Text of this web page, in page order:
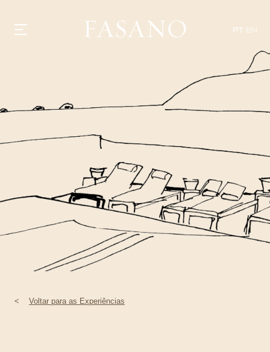
PT EN
EXPERIÊNCIAS
SHOP | SELEZIONE
WHAT'S COOKING
HISTÓRIA
SUSTENTABILIDADE
CONTATO
< Voltar para as Experiências